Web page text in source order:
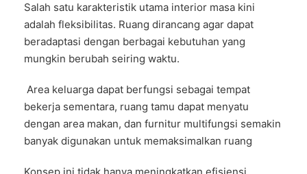
Salah satu karakteristik utama interior masa kini
adalah fleksibilitas. Ruang dirancang agar dapat
beradaptasi dengan berbagai kebutuhan yang
mungkin berubah seiring waktu.
Area keluarga dapat berfungsi sebagai tempat
bekerja sementara, ruang tamu dapat menyatu
dengan area makan, dan furnitur multifungsi semakin
banyak digunakan untuk memaksimalkan ruang